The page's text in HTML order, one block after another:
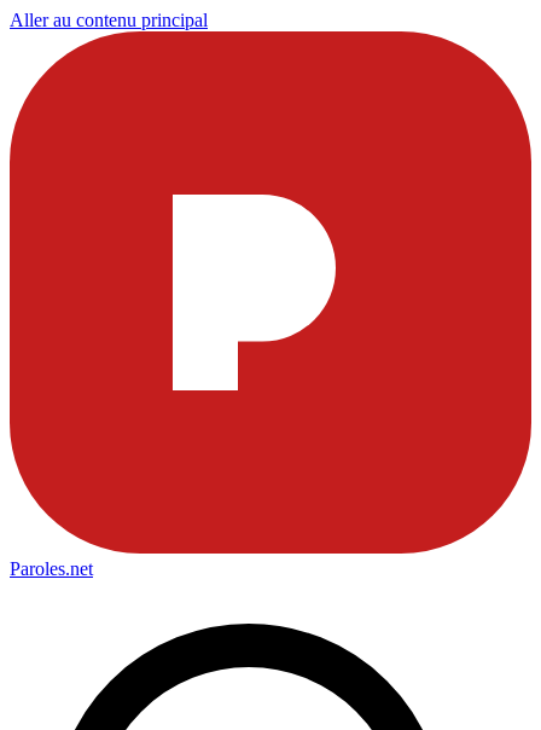
Aller au contenu principal
Paroles.net